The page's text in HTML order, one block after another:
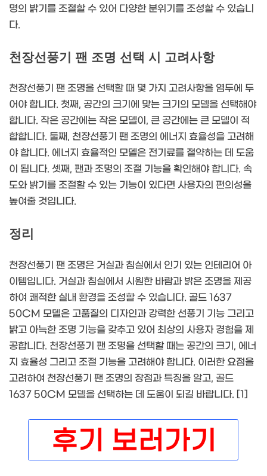
명의 밝기를 조절할 수 있어 다양한 분위기를 조성할 수 있습니
다.
천장선풍기 팬 조명 선택 시 고려사항
천장선풍기 팬 조명을 선택할 때 몇 가지 고려사항을 염두에 두
어야 합니다. 첫째, 공간의 크기에 맞는 크기의 모델을 선택해야
합니다. 작은 공간에는 작은 모델이, 큰 공간에는 큰 모델이 적
합합니다. 둘째, 천장선풍기 팬 조명의 에너지 효율성을 고려해
야 합니다. 에너지 효율적인 모델은 전기료를 절약하는 데 도움
이 됩니다. 셋째, 팬과 조명의 조절 기능을 확인해야 합니다. 속
도와 밝기를 조절할 수 있는 기능이 있다면 사용자의 편의성을
높여줄 것입니다.
정리
천장선풍기 팬 조명은 거실과 침실에서 인기 있는 인테리어 아
이템입니다. 거실과 침실에서 시원한 바람과 밝은 조명을 제공
하여 쾌적한 실내 환경을 조성할 수 있습니다. 골드 1637
50CM 모델은 고품질의 디자인과 강력한 선풍기 기능 그리고
밝고 아늑한 조명 기능을 갖추고 있어 최상의 사용자 경험을 제
공합니다. 천장선풍기 팬 조명을 선택할 때는 공간의 크기, 에너
지 효율성 그리고 조절 기능을 고려해야 합니다. 이러한 요점을
고려하여 천장선풍기 팬 조명의 장점과 특징을 알고, 골드
1637 50CM 모델을 선택하는 데 도움이 되길 바랍니다. [1]